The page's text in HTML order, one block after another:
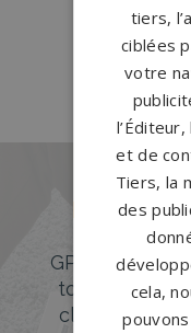
Des
GPG Granit
tombales en
classiques
tiers,
ciblées
votre
et de
Tiers, la
des
cela,